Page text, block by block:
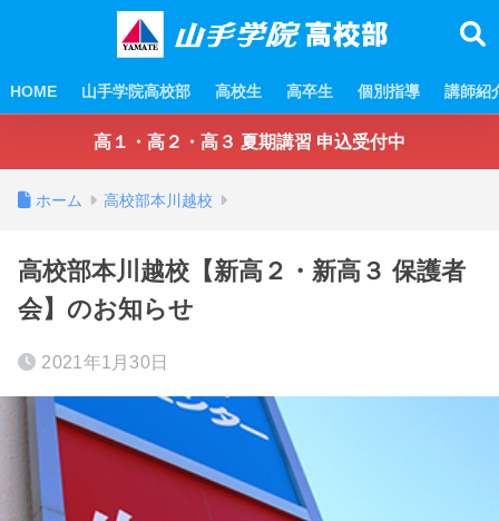
HOME 山手学院高校部 高校生 高卒生 個別指導 講師紹
高１・高２・高３ 夏期講習 申込受付中
ホーム 高校部本川越校
高校部本川越校【新高２・新高３ 保護者
会】のお知らせ
2021年1月30日